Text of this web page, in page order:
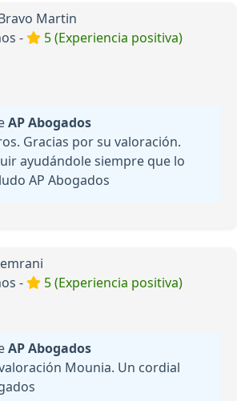
Martin
-
5 (Experiencia positiva)
AP Abogados
Gracias por su valoración.
ayudándole siempre que lo
AP Abogados
-
5 (Experiencia positiva)
AP Abogados
Mounia. Un cordial